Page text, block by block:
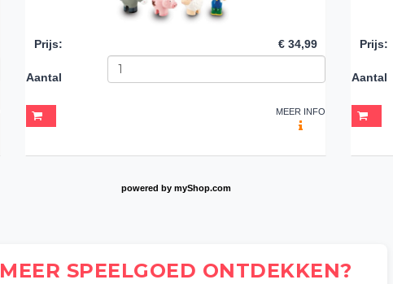
Prijs: € 34,99
Aantal
MEER INFO
Prijs:
Aantal
powered by myShop.com
MEER SPEELGOED ONTDEKKEN?